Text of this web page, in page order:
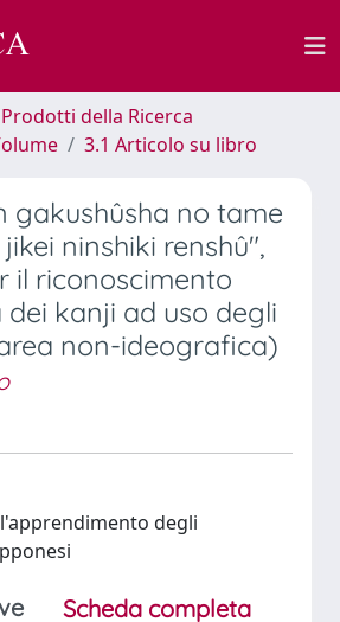
della Ricerca
3.1 Articolo su libro
gakushûsha no tame
ninshiki renshû",
il riconoscimento
kanji ad uso degli
non-ideografica)
degli
Scheda completa